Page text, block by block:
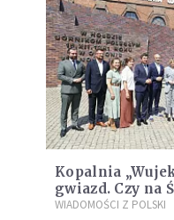
Kopalnia
gwiazd. Czy na
„Dolina
WIADOMOŚCI Z POLSKI